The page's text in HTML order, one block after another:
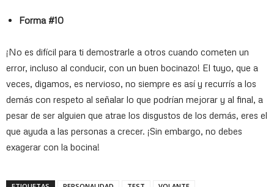
Forma #10
¡No es difícil para ti demostrarle a otros cuando cometen un
error, incluso al conducir, con un buen bocinazo! El tuyo, que a
veces, digamos, es nervioso, no siempre es así y recurrís a los
demás con respeto al señalar lo que podrían mejorar y al final, a
pesar de ser alguien que atrae los disgustos de los demás, eres el
que ayuda a las personas a crecer. ¡Sin embargo, no debes
exagerar con la bocina!